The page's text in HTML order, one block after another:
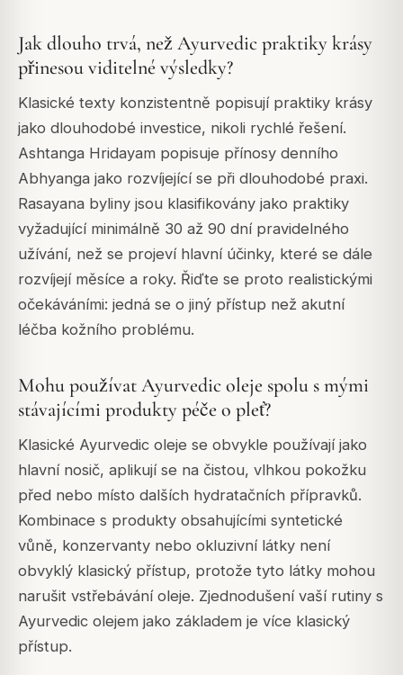
Jak dlouho trvá, než Ayurvedic praktiky krásy
přinesou viditelné výsledky?
Klasické texty konzistentně popisují praktiky krásy
jako dlouhodobé investice, nikoli rychlé řešení.
Ashtanga Hridayam popisuje přínosy denního
Abhyanga jako rozvíjející se při dlouhodobé praxi.
Rasayana byliny jsou klasifikovány jako praktiky
vyžadující minimálně 30 až 90 dní pravidelného
užívání, než se projeví hlavní účinky, které se dále
rozvíjejí měsíce a roky. Řiďte se proto realistickými
očekáváními: jedná se o jiný přístup než akutní
léčba kožního problému.
Mohu používat Ayurvedic oleje spolu s mými
stávajícími produkty péče o pleť?
Klasické Ayurvedic oleje se obvykle používají jako
hlavní nosič, aplikují se na čistou, vlhkou pokožku
před nebo místo dalších hydratačních přípravků.
Kombinace s produkty obsahujícími syntetické
vůně, konzervanty nebo okluzivní látky není
obvyklý klasický přístup, protože tyto látky mohou
narušit vstřebávání oleje. Zjednodušení vaší rutiny s
Ayurvedic olejem jako základem je více klasický
přístup.